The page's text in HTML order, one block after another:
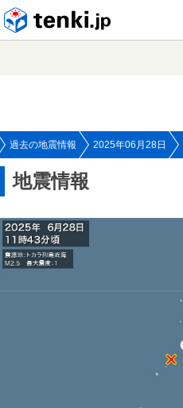
過去の地震情報 2025年06月28日
地震情報